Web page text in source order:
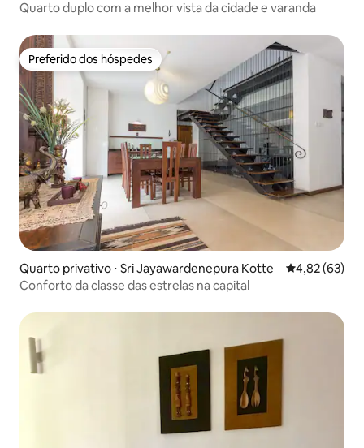
Quarto duplo com a melhor vista da cidade e varanda
Preferido dos hóspedes
Preferido dos hóspedes
Quarto privativo ⋅ Sri Jayawardenepura Kotte 4,82 de uma
4,82 (63)
Conforto da classe das estrelas na capital